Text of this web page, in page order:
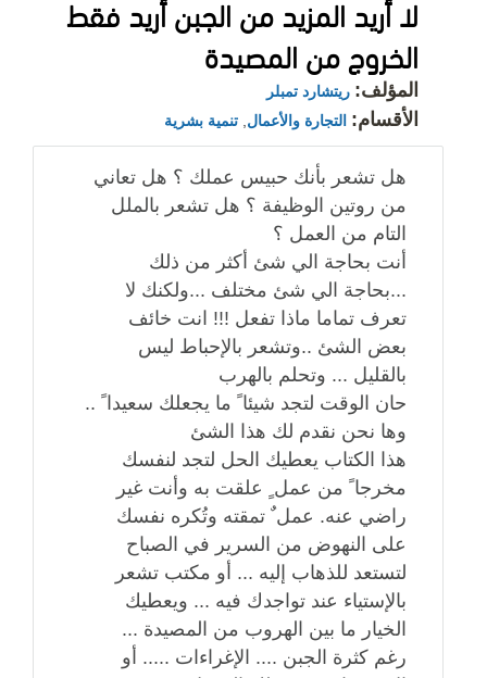
لا أريد المزيد من الجبن أريد فقط
الخروج من المصيدة
المؤلف: ريتشارد تمبلر
الأقسام: التجارة والأعمال تنمية بشرية
هل تشعر بأنك حبيس عملك ؟ هل تعاني
من روتين الوظيفة ؟ هل تشعر بالملل
التام من العمل ؟
أنت بحاجة الي شئ أكثر من ذلك
...بحاجة الي شئ مختلف ...ولكنك لا
تعرف تماما ماذا تفعل !!! انت خائف
بعض الشئ ..وتشعر بالإحباط ليس
بالقليل ... وتحلم بالهرب
حان الوقت لتجد شيئا ً ما يجعلك سعيدا ً ..
وها نحن نقدم لك هذا الشئ
هذا الكتاب يعطيك الحل لتجد لنفسك
مخرجا ً من عمل ٍ علقت به وأنت غير
راضي عنه. عمل ٌ تمقته وتُكره نفسك
على النهوض من السرير في الصباح
لتستعد للذهاب إليه ... أو مكتب تشعر
بالإستياء عند تواجدك فيه ... ويعطيك
الخيار ما بين الهروب من المصيدة ...
رغم كثرة الجبن .... الإغراءات ..... أو